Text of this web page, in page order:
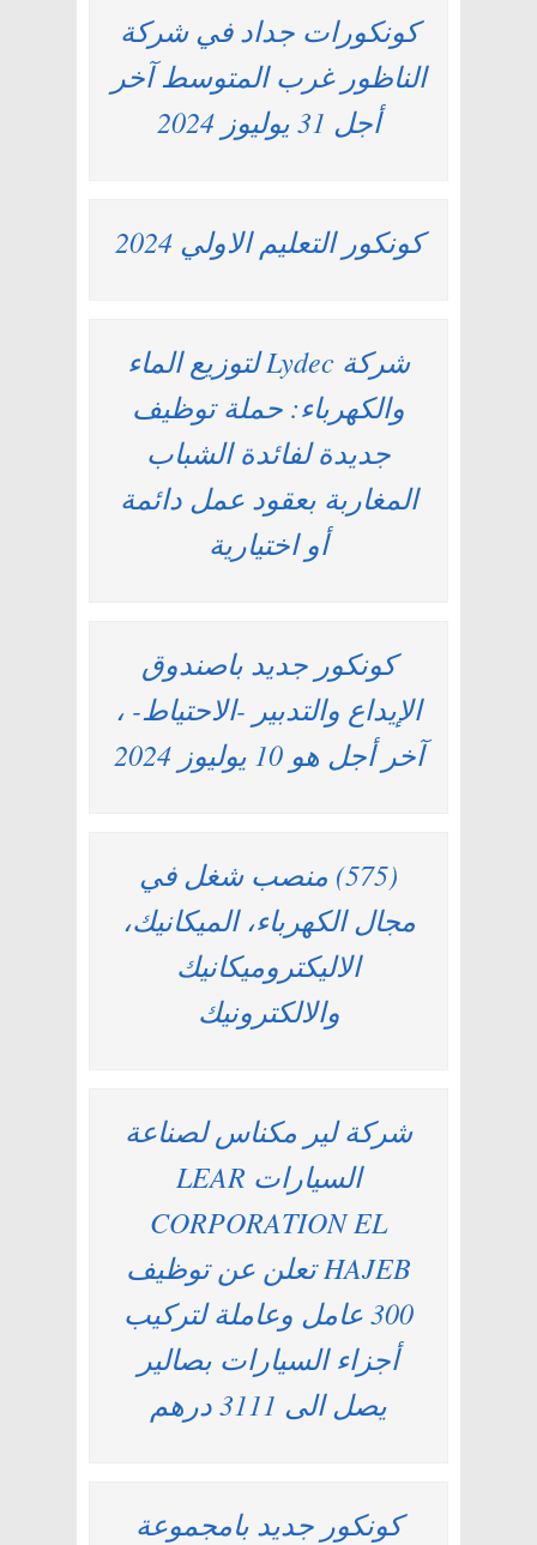
كونكورات جداد في شركة
الناظور غرب المتوسط آخر
أجل 31 يوليوز 2024
كونكور التعليم الاولي 2024
شركة Lydec لتوزيع الماء
والكهرباء: حملة توظيف
جديدة لفائدة الشباب
المغاربة بعقود عمل دائمة
أو اختيارية
كونكور جديد باصندوق
الإيداع والتدبير -الاحتياط- ،
آخر أجل هو 10 يوليوز 2024
(575) منصب شغل في
مجال الكهرباء، الميكانيك،
الاليكتروميكانيك
والالكترونيك
شركة لير مكناس لصناعة
السيارات LEAR
CORPORATION EL
HAJEB تعلن عن توظيف
300 عامل وعاملة لتركيب
أجزاء السيارات بصالير
يصل الى 3111 درهم
كونكور جديد بامجموعة